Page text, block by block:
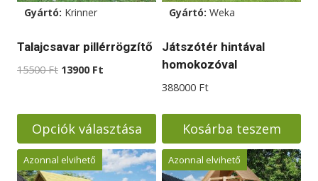
Gyártó: Krinner
Talajcsavar pillérrögzítő
15500Ft Original
15500 Ft.
13900 Ft
13900 Ft.
Opciók választása
Ennek
a
Gyártó: Weka
Játszótér hintával
homokozóval
388000 Ft
Kosárba teszem
Azonnal elvihető Azonnal elvihető